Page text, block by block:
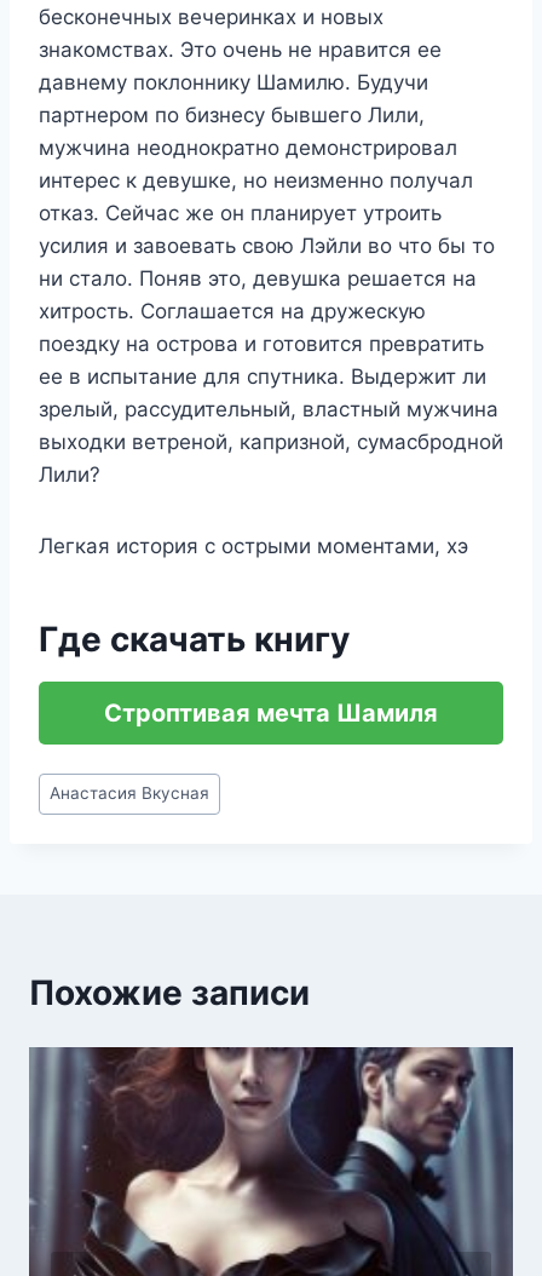
бесконечных вечеринках и новых
знакомствах. Это очень не нравится ее
давнему поклоннику Шамилю. Будучи
партнером по бизнесу бывшего Лили,
мужчина неоднократно демонстрировал
интерес к девушке, но неизменно получал
отказ. Сейчас же он планирует утроить
усилия и завоевать свою Лэйли во что бы то
ни стало. Поняв это, девушка решается на
хитрость. Соглашается на дружескую
поездку на острова и готовится превратить
ее в испытание для спутника. Выдержит ли
зрелый, рассудительный, властный мужчина
выходки ветреной, капризной, сумасбродной
Лили?
Легкая история с острыми моментами, хэ
Где скачать книгу
Строптивая мечта Шамиля
Метки
записи:
Анастасия Вкусная
Похожие записи